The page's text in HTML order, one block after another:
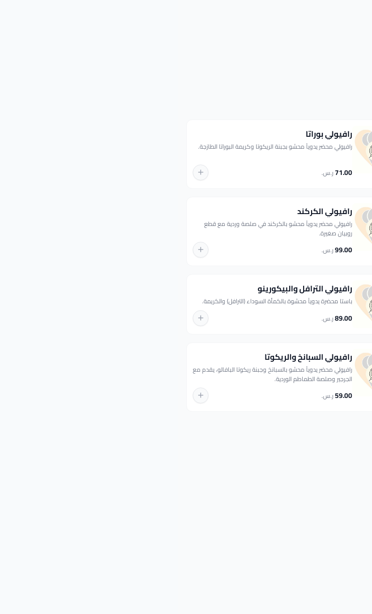
رافيولي بوراتا
رافيولي محضر يدوياً محشو بجبنة الريكوتا وكريمة البوراتا الطازجة.
71.00ر.س.
رافيولي الكركند
رافيولي محضر يدوياً محشو بالكركند في صلصة وردية مع قطع
روبيان صغيرة.
99.00ر.س.
رافيولي الترافل والبيكورينو
باستا محضرة يدوياً محشوة بالكمأة السوداء (الترافل) والكريمة.
89.00ر.س.
رافيولي السبانخ والريكوتا
رافيولي محضر يدوياً محشو بالسبانخ وجبنة ريكوتا البافالو، يقدم مع
الجرجير وصلصة الطماطم الوردية.
59.00ر.س.